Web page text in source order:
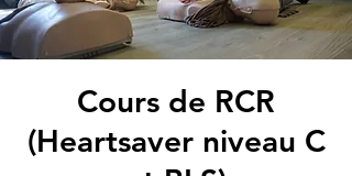
Cours de RCR
(Heartsaver niveau C